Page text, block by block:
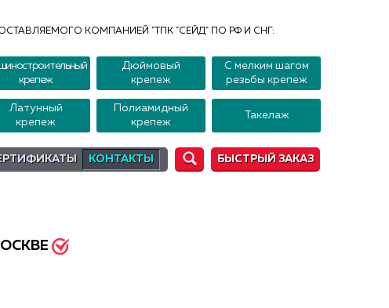
КОМПАНИЕЙ "ТПК "СЕЙД" ПО РФ И СНГ:
крепеж
Дюймовый
крепеж
С мелким шагом
резьбы крепеж
Латунный
крепеж
Полиамидный
крепеж
Такелаж
КОНТАКТЫ БЫСТРЫЙ ЗАКАЗ